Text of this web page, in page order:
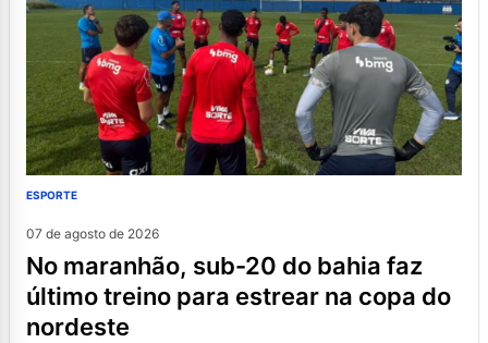
ESPORTE
07 de agosto de 2026
no maranhão, sub-20 do bahia faz
último treino para estrear na copa do
nordeste